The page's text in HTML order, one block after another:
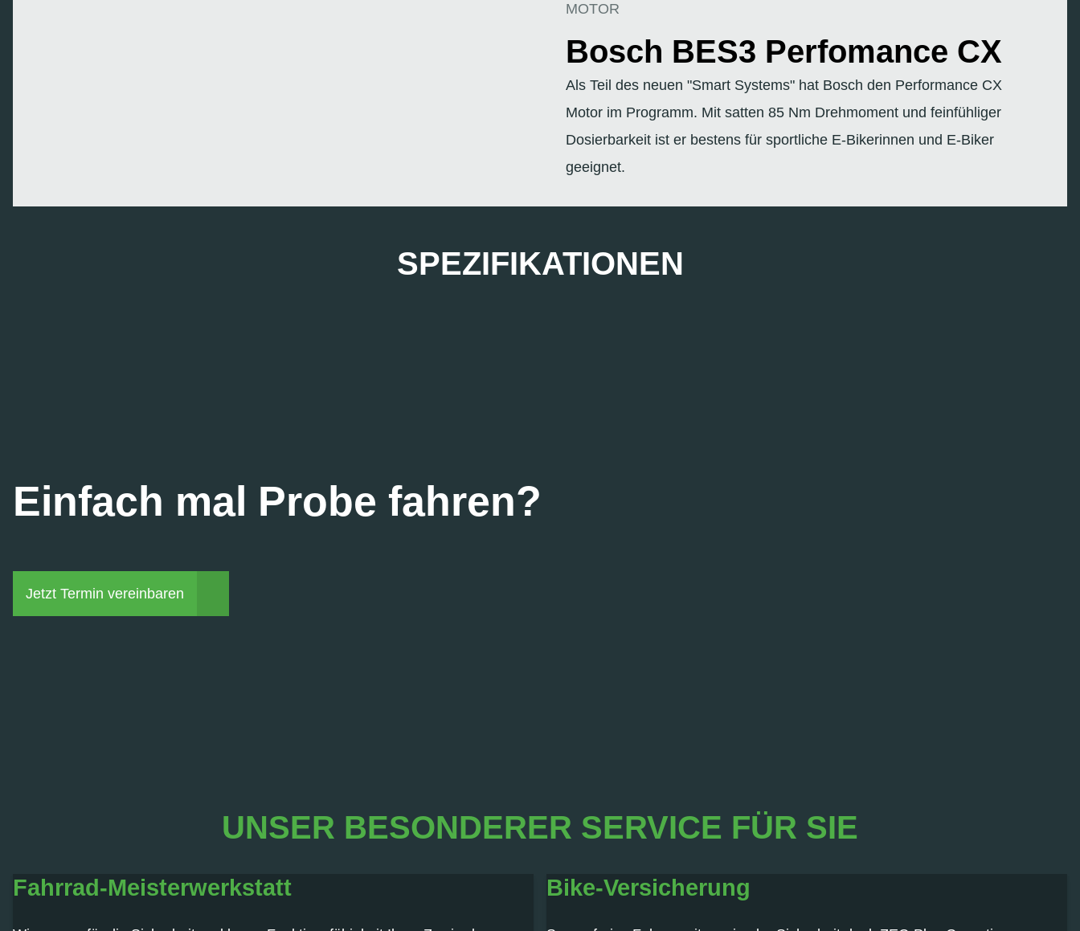
MOTOR
Bosch BES3 Perfomance CX
Als Teil des neuen "Smart Systems" hat Bosch den Performance CX
Motor im Programm. Mit satten 85 Nm Drehmoment und feinfühliger
Dosierbarkeit ist er bestens für sportliche E-Bikerinnen und E-Biker
geeignet.
SPEZIFIKATIONEN
Einfach mal Probe fahren?
Jetzt Termin vereinbaren
UNSER BESONDERER SERVICE FÜR SIE
Fahrrad-Meisterwerkstatt Bike-Versicherung